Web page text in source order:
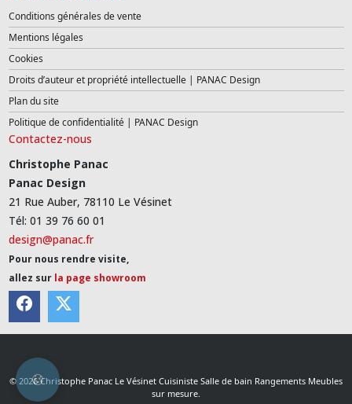
Conditions générales de vente
Mentions légales
Cookies
Droits d’auteur et propriété intellectuelle | PANAC Design
Plan du site
Politique de confidentialité | PANAC Design
Contactez-nous
Christophe Panac
Panac Design
21 Rue Auber, 78110 Le Vésinet
Tél: 01 39 76 60 01
design@panac.fr
Pour nous rendre visite,
allez sur la page showroom
© 2026 Christophe Panac Le Vésinet Cuisiniste Salle de bain Rangements Meubles
sur mesure.